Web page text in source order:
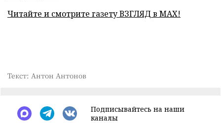
Читайте и смотрите газету ВЗГЛЯД в MAX!
Текст: Антон Антонов
Подписывайтесь на наши
каналы